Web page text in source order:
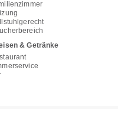
& Getränke